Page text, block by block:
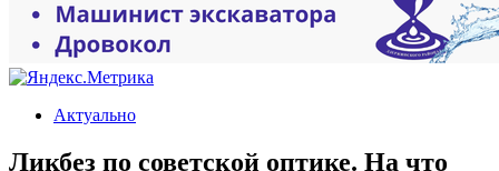
Актуально
Ликбез по советской оптике. На что